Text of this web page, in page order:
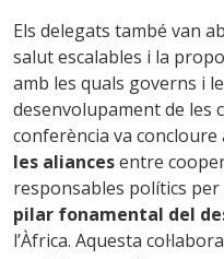
Els delegats també van
salut escalables i la
amb les quals governs i
desenvolupament de les
conferència va
les aliancesentre
responsables polítics
pilar fonamental del
l’Àfrica. Aquesta